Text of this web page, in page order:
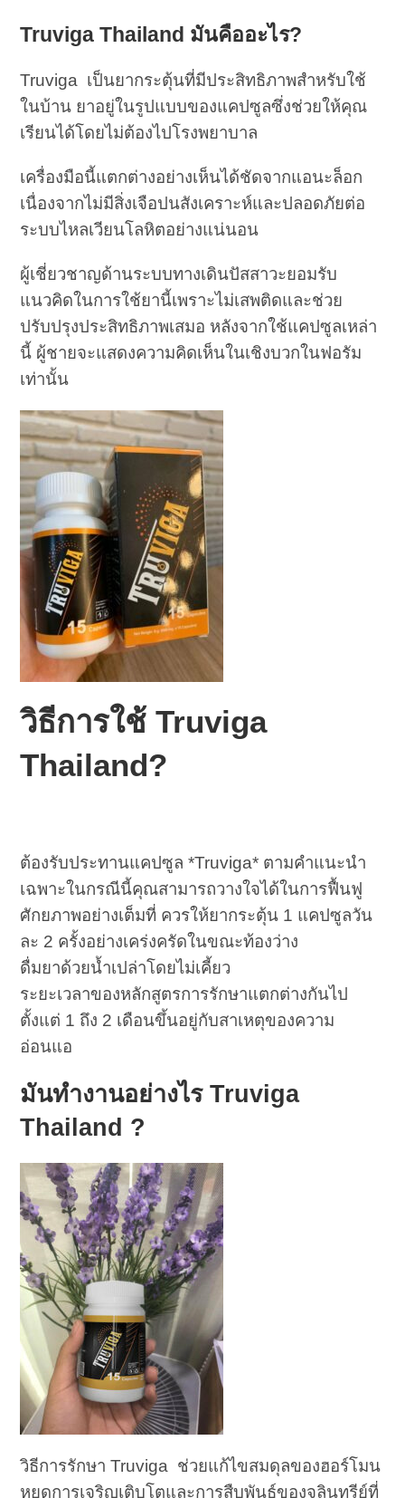
Truviga Thailand มันคืออะไร?
Truviga เป็นยากระตุ้นที่มีประสิทธิภาพสำหรับใช้
ในบ้าน ยาอยู่ในรูปแบบของแคปซูลซึ่งช่วยให้คุณ
เรียนได้โดยไม่ต้องไปโรงพยาบาล
เครื่องมือนี้แตกต่างอย่างเห็นได้ชัดจากแอนะล็อก
เนื่องจากไม่มีสิ่งเจือปนสังเคราะห์และปลอดภัยต่อ
ระบบไหลเวียนโลหิตอย่างแน่นอน
ผู้เชี่ยวชาญด้านระบบทางเดินปัสสาวะยอมรับ
แนวคิดในการใช้ยานี้เพราะไม่เสพติดและช่วย
ปรับปรุงประสิทธิภาพเสมอ หลังจากใช้แคปซูลเหล่า
นี้ ผู้ชายจะแสดงความคิดเห็นในเชิงบวกในฟอรัม
เท่านั้น
วิธีการใช้ Truviga
Thailand?
ต้องรับประทานแคปซูล *Truviga* ตามคำแนะนำ
เฉพาะในกรณีนี้คุณสามารถวางใจได้ในการฟื้นฟู
ศักยภาพอย่างเต็มที่ ควรให้ยากระตุ้น 1 แคปซูลวัน
ละ 2 ครั้งอย่างเคร่งครัดในขณะท้องว่าง
ดื่มยาด้วยน้ำเปล่าโดยไม่เคี้ยว
ระยะเวลาของหลักสูตรการรักษาแตกต่างกันไป
ตั้งแต่ 1 ถึง 2 เดือนขึ้นอยู่กับสาเหตุของความ
อ่อนแอ
มันทำงานอย่างไร Truviga
Thailand ?
วิธีการรักษา Truviga ช่วยแก้ไขสมดุลของฮอร์โมน
หยุดการเจริญเติบโตและการสืบพันธุ์ของจุลินทรีย์ที่